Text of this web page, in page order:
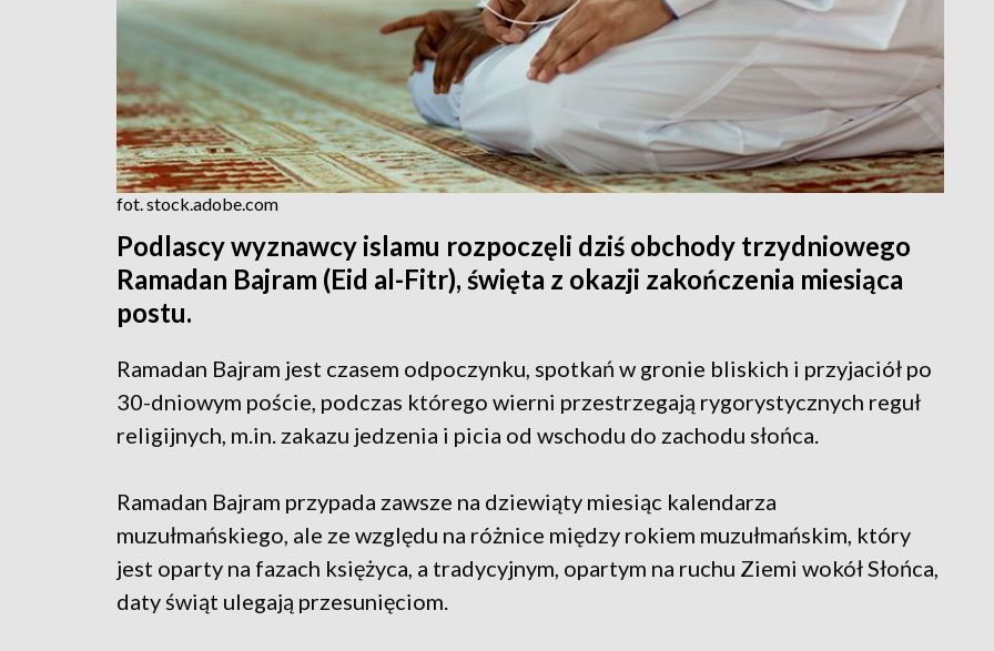
fot. stock.adobe.com
Podlascy wyznawcy islamu rozpoczęli dziś obchody trzydniowego
Ramadan Bajram (Eid al-Fitr), święta z okazji zakończenia miesiąca
postu.
Ramadan Bajram jest czasem odpoczynku, spotkań w gronie bliskich i przyjaciół po
30-dniowym poście, podczas którego wierni przestrzegają rygorystycznych reguł
religijnych, m.in. zakazu jedzenia i picia od wschodu do zachodu słońca.
Ramadan Bajram przypada zawsze na dziewiąty miesiąc kalendarza
muzułmańskiego, ale ze względu na różnice między rokiem muzułmańskim, który
jest oparty na fazach księżyca, a tradycyjnym, opartym na ruchu Ziemi wokół Słońca,
daty świąt ulegają przesunięciom.